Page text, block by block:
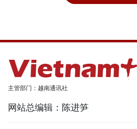
主管部门：越南通讯社
网站总编辑：陈进笋